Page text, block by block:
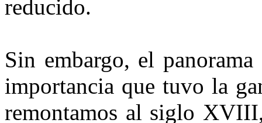
reducido.
Sin embargo, el
importancia que tuvo la
remontamos al siglo